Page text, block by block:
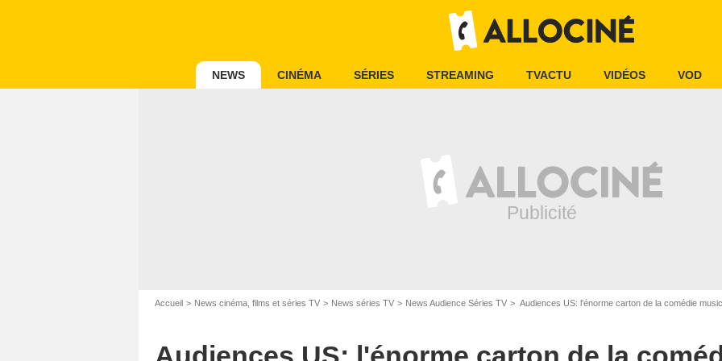
NEWS CINÉMA SÉRIES STREAMING TVACTU VIDÉOS VOD
Accueil News cinéma, films et séries TV News séries TV News Audience Séries TV Audiences US: l'énorme carton de la comédie